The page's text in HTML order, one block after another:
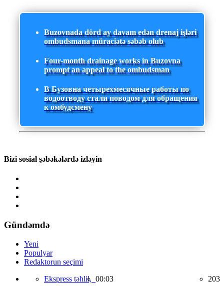
Buzovnada dörd ay davam edən drenaj işləri
ombudsmana müraciətə səbəb olub
Four-month drainage works in Buzovna
prompt an appeal to the ombudsman
В Бузовна четырехмесячные работы по
водоотводу стали поводом для обращения
к омбудсмену
Bizi sosial şəbəkələrdə izləyin
Gündəmdə
Yeni
Populyar
Redaktorun seçimi
Ekspress təhlil, 00:03 203